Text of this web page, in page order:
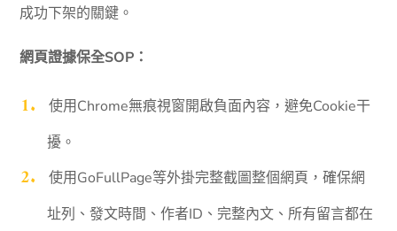
成功下架的關鍵。
網頁證據保全SOP：
使用Chrome無痕視窗開啟負面內容，避免Cookie干
擾。
使用GoFullPage等外掛完整截圖整個網頁，確保網
址列、發文時間、作者ID、完整內文、所有留言都在